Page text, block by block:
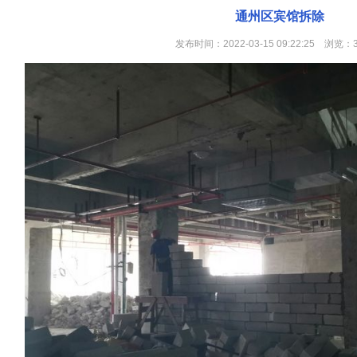
通州区宾馆拆除
发布时间：2022-03-15 09:22:25 浏览：